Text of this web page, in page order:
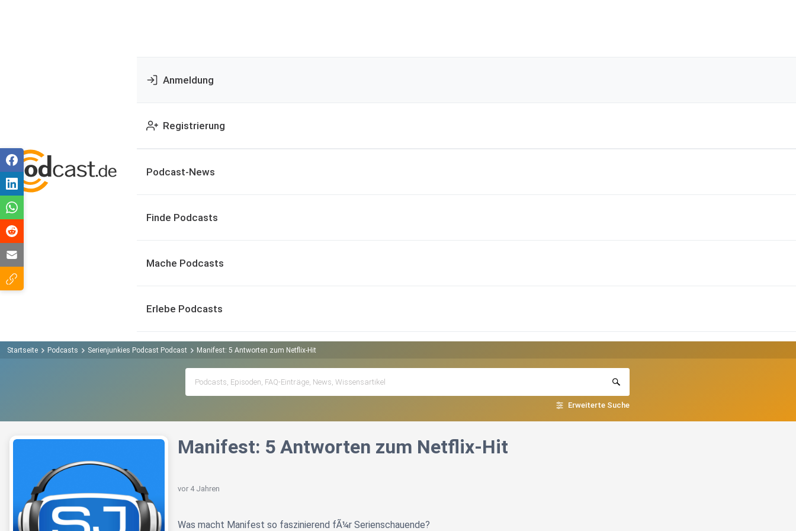
Anmeldung
Registrierung
Podcast-News
Finde Podcasts
Mache Podcasts
Erlebe Podcasts
Startseite Podcasts Serienjunkies Podcast Podcast Manifest: 5 Antworten zum Netflix-Hit
Erweiterte Suche
Manifest: 5 Antworten zum Netflix-Hit
vor 4 Jahren
Was macht Manifest so faszinierend fÃ¼r Serienschauende?